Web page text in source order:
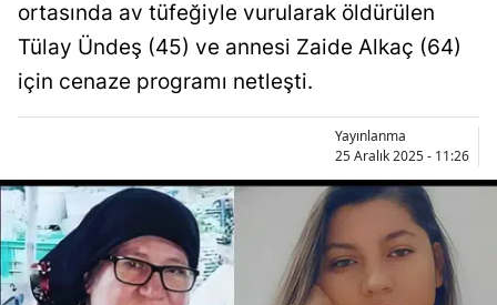
ortasında av tüfeğiyle vurularak öldürülen
Tülay Ündeş (45) ve annesi Zaide Alkaç (64)
için cenaze programı netleşti.
Yayınlanma
25 Aralık 2025 - 11:26